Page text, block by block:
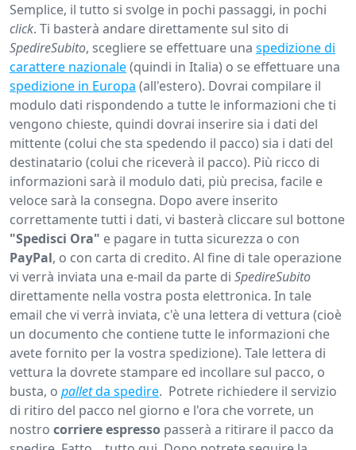
Semplice, il tutto si svolge in pochi passaggi, in pochi
click. Ti basterà andare direttamente sul sito di
SpedireSubito, scegliere se effettuare una spedizione di
carattere nazionale(quindi in Italia) o se effettuare una
spedizione in Europa (all'estero). Dovrai compilare il
modulo dati rispondendo a tutte le informazioni che ti
vengono chieste, quindi dovrai inserire sia i dati del
mittente (colui che sta spedendo il pacco) sia i dati del
destinatario (colui che riceverà il pacco). Più ricco di
informazioni sarà il modulo dati, più precisa, facile e
veloce sarà la consegna. Dopo avere inserito
correttamente tutti i dati, vi basterà cliccare sul bottone
"Spedisci Ora" e pagare in tutta sicurezza o con
PayPal, o con carta di credito. Al fine di tale operazione
vi verrà inviata una e-mail da parte di SpedireSubito
direttamente nella vostra posta elettronica. In tale
email che vi verrà inviata, c'è una lettera di vettura (cioè
un documento che contiene tutte le informazioni che
avete fornito per la vostra spedizione). Tale lettera di
vettura la dovrete stampare ed incollare sul pacco, o
busta, o palletda spedire. Potrete richiedere il servizio
di ritiro del pacco nel giorno e l'ora che vorrete, un
nostro corriereespresso passerà a ritirare il pacco da